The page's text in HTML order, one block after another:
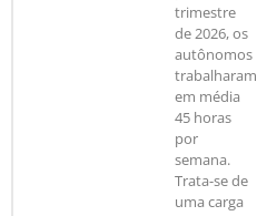
trimestre
de 2026, os
autônomos
trabalharam
em média
45 horas
por
semana.
Trata-se de
uma carga